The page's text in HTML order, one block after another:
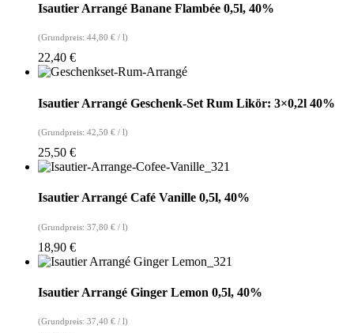
Isautier Arrangé Banane Flambée 0,5l, 40%
(Grundpreis: 44,80 € / l)
22,40 €
Isautier Arrangé Geschenk-Set Rum Likör: 3×0,2l 40%
(Grundpreis: 42,50 € / l)
25,50 €
Isautier Arrangé Café Vanille 0,5l, 40%
(Grundpreis: 37,80 € / l)
18,90 €
Isautier Arrangé Ginger Lemon 0,5l, 40%
(Grundpreis: 37,40 € / l)